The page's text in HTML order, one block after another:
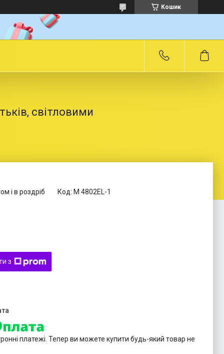
Кошик
світловими
і в роздріб Код: M 4802EL-1
з
платежі. Тепер ви можете купити будь-який товар не